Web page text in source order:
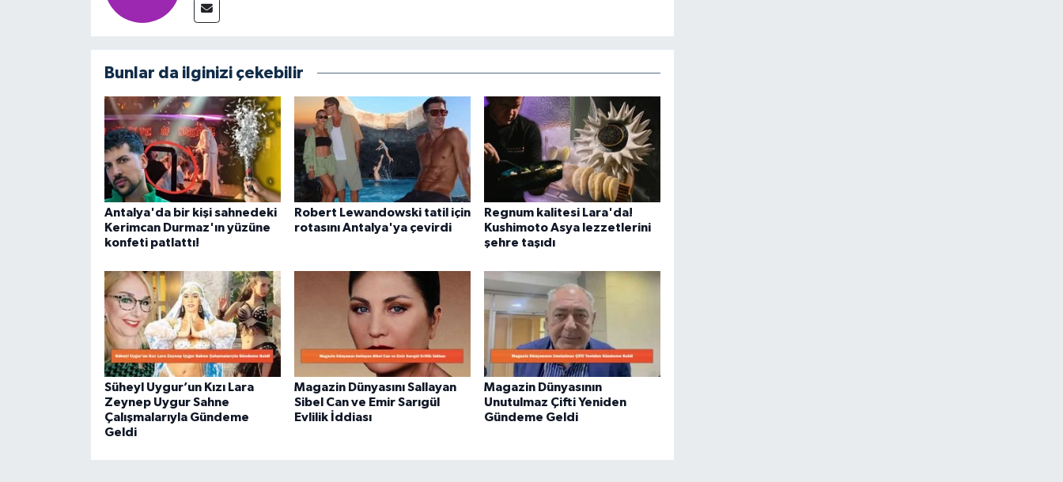
Bunlar da ilginizi çekebilir
Antalya'da bir kişi sahnedeki
Kerimcan Durmaz'ın yüzüne
konfeti patlattı!
Robert Lewandowski tatil için
rotasını Antalya'ya çevirdi
Regnum kalitesi Lara'da!
Kushimoto Asya lezzetlerini
şehre taşıdı
Süheyl Uygur’un Kızı Lara
Zeynep Uygur Sahne
Çalışmalarıyla Gündeme
Geldi
Magazin Dünyasını Sallayan
Sibel Can ve Emir Sarıgül
Evlilik İddiası
Magazin Dünyasının
Unutulmaz Çifti Yeniden
Gündeme Geldi